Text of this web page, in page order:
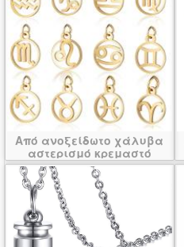
Από ανοξείδωτο χάλυβα
αστερισμό κρεμαστό
κόσμημα